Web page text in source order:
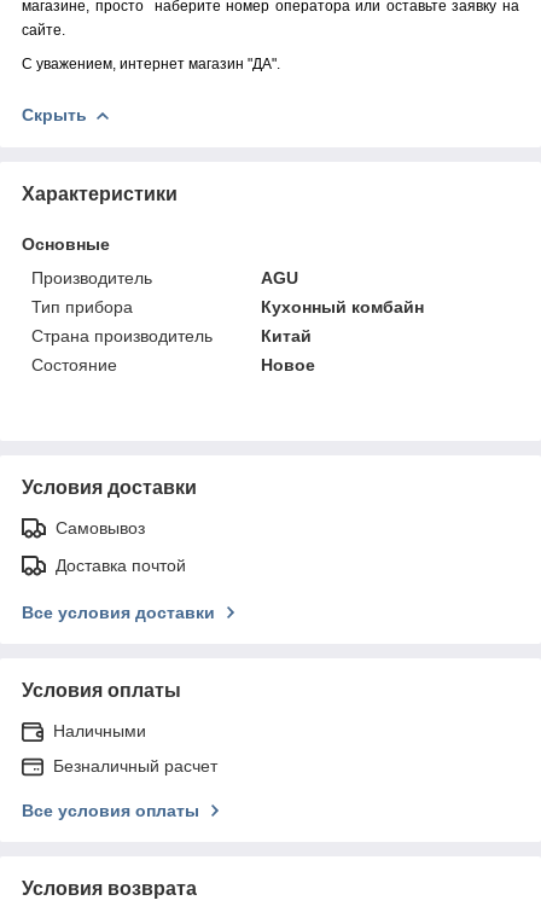
магазине, просто наберите номер оператора или оставьте заявку на
сайте.
С уважением, интернет магазин "ДА"
Скрыть
Характеристики
Основные
Производитель
AGU
Тип прибора
Кухонный комбайн
Страна производитель
Китай
Состояние
Новое
Условия доставки
Самовывоз
Доставка почтой
Все условия доставки
Условия оплаты
Наличными
Безналичный расчет
Все условия оплаты
Условия возврата